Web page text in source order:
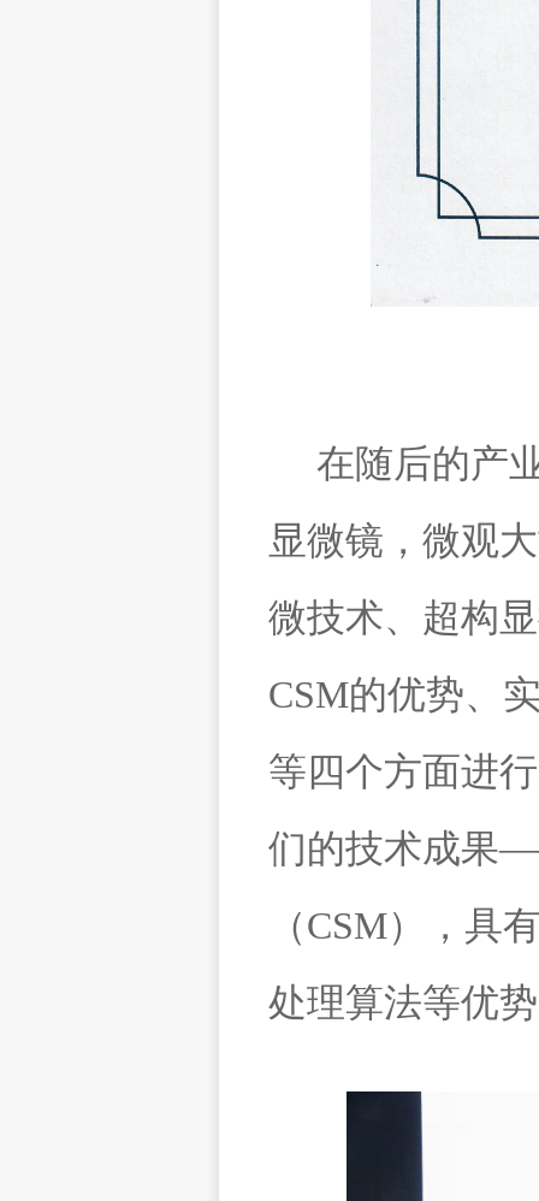
在随后的产
显微镜，微观
微技术、超构
CSM的优势、
等四个方面进
们的技术成果
（CSM），具
处理算法等优